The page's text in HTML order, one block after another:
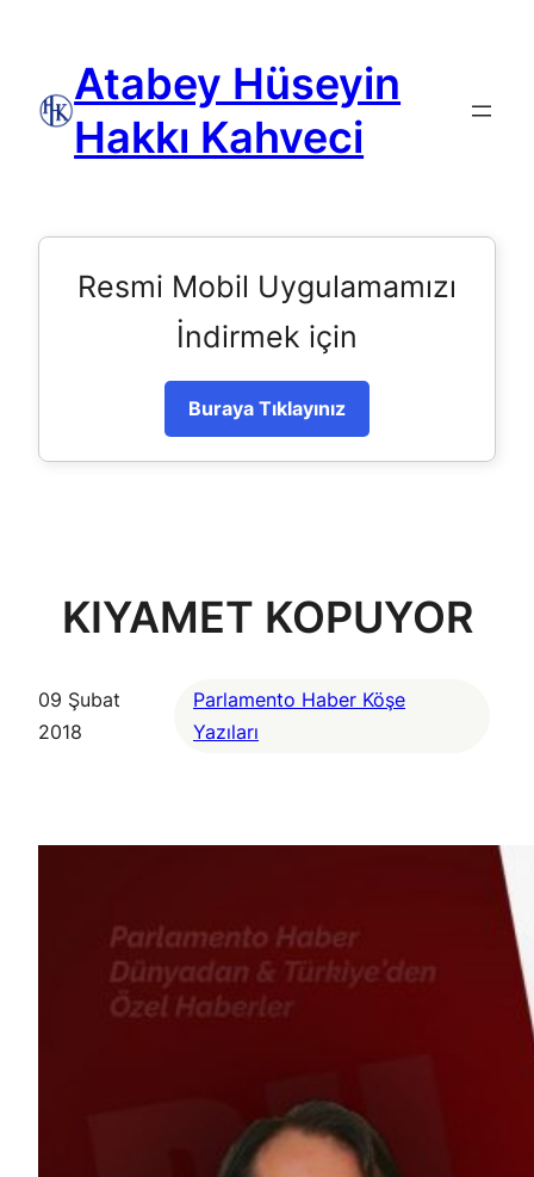
Atabey Hüseyin
Hakkı Kahveci
Resmi Mobil Uygulamamızı
İndirmek için
Buraya Tıklayınız
KIYAMET KOPUYOR
09 Şubat
2018
Parlamento Haber Köşe
Yazıları